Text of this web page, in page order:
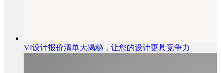
VI设计报价清单大揭秘，让您的设计更具竞争力